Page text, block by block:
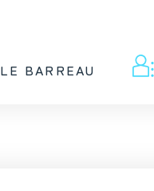
LE BARREAU